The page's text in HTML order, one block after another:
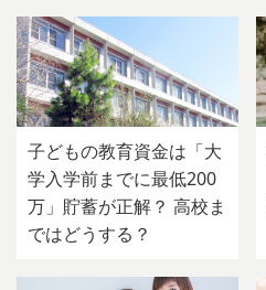
子どもの教育資金は「大
学入学前までに最低200
万」貯蓄が正解？ 高校ま
ではどうする？